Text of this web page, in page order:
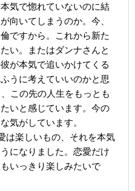
気で惚れていないのに結
向いてしまうのか。今、
ですから。これから新た
い。またはダンナさんと
が本気で追いかけてくる
うに考えていいのかと思
この先の人生をもっとも
いと感じています。今の
気がしています。
楽しいもの、それを本気
になりました。恋愛だけ
いっきり楽しみたいで